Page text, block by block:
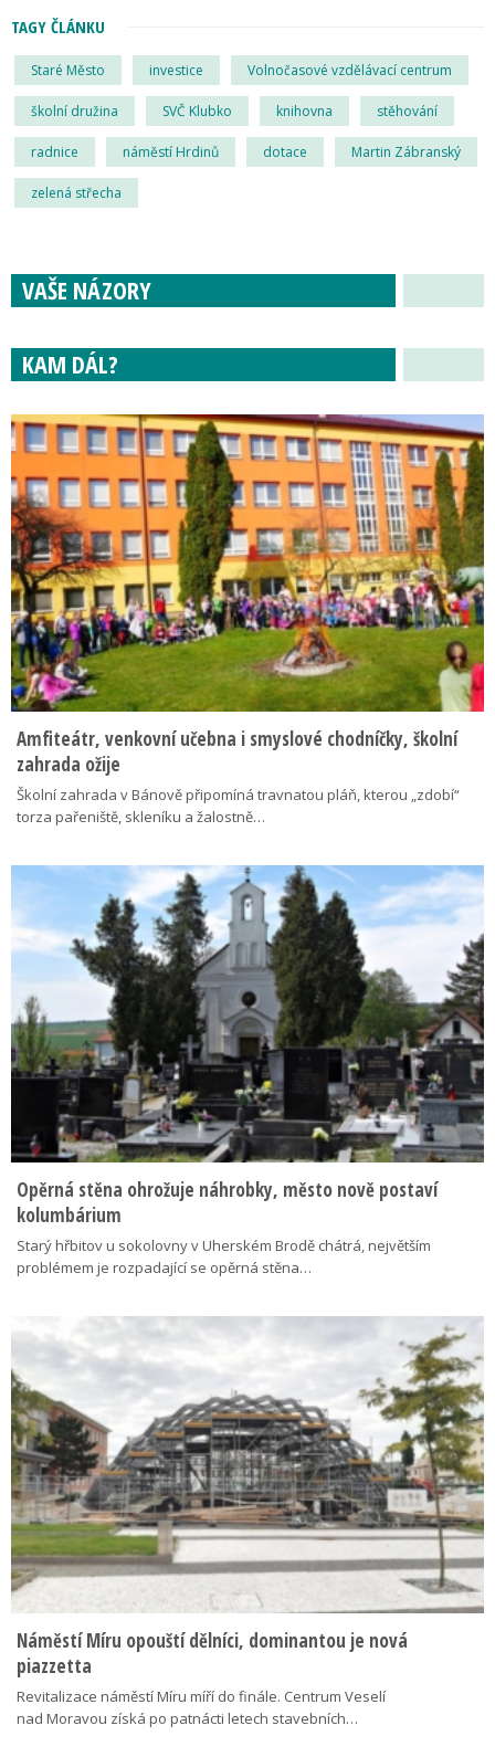
TAGY ČLÁNKU
Staré Město investice Volnočasové vzdělávací centrum
školní družina SVČ Klubko knihovna stěhování
radnice náměstí Hrdinů dotace Martin Zábranský
zelená střecha
VAŠE NÁZORY
KAM DÁL?
Amfiteátr, venkovní učebna i smyslové chodníčky, školní
zahrada ožije
Školní zahrada v Bánově připomíná travnatou pláň, kterou „zdobí“
torza pařeniště, skleníku a žalostně…
Opěrná stěna ohrožuje náhrobky, město nově postaví
kolumbárium
Starý hřbitov u sokolovny v Uherském Brodě chátrá, největším
problémem je rozpadající se opěrná stěna…
Náměstí Míru opouští dělníci, dominantou je nová
piazzetta
Revitalizace náměstí Míru míří do finále. Centrum Veselí
nad Moravou získá po patnácti letech stavebních…